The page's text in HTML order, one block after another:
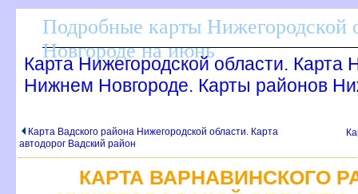
Подробные карты Нижегородской
Новгороде на июнь
Карта Нижегородской области.
Нижнем Новгороде. Карты районов
Карта Вадского района Нижегородской области. Карта
автодорог Вадский район
КАРТА ВАРНАВИНСКОГО